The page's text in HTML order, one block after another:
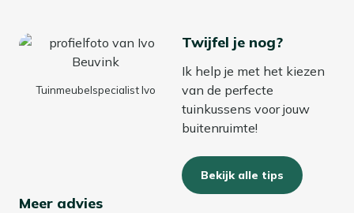
makkelijk binnen op; zo heb je jarenlang plezier van extra
steun en zitgemak.
Bekijk meer Tuinkussens
Tuinmeubelspecialist Ivo
Twijfel je nog?
Ik help je met het kiezen
van de perfecte
tuinkussens voor jouw
buitenruimte!
Bekijk alle tips
Meer advies